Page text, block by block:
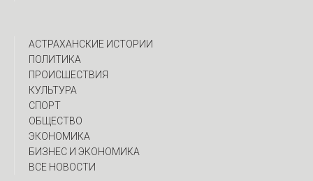
АСТРАХАНСКИЕ ИСТОРИИ
ПОЛИТИКА
ПРОИСШЕСТВИЯ
КУЛЬТУРА
СПОРТ
ОБЩЕСТВО
ЭКОНОМИКА
БИЗНЕС И ЭКОНОМИКА
ВСЕ НОВОСТИ